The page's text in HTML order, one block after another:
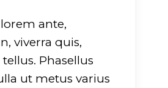
ante,
viverra quis,
Phasellus
ut metus varius